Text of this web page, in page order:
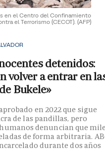
en el Centro del Confinamiento
el Terrorismo (CECOT). (AFP)
detenidos:
volver a entrar en
Bukele»
en 2022 que sigue
de las pandillas, pero
denuncian que
de forma arbitraria.
durante dos años